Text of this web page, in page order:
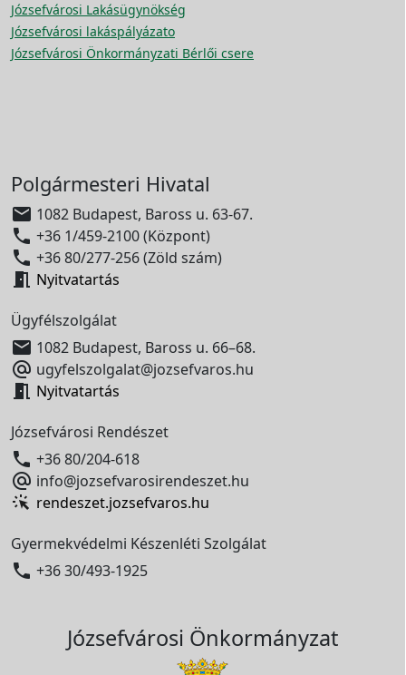
Józsefvárosi Lakásügynökség
Józsefvárosi lakáspályázato
Józsefvárosi Önkormányzati Bérlői csere
Polgármesteri Hivatal
 1082 Budapest, Baross u. 63-67.
 +36 1/459-2100 (Központ)
 +36 80/277-256 (Zöld szám)
 Nyitvatartás
Ügyfélszolgálat
 1082 Budapest, Baross u. 66–68.
 ugyfelszolgalat@jozsefvaros.hu
 Nyitvatartás
Józsefvárosi Rendészet
 +36 80/204-618
 info@jozsefvarosirendeszet.hu
rendeszet.jozsefvaros.hu
Gyermekvédelmi Készenléti Szolgálat
 +36 30/493-1925
Józsefvárosi Önkormányzat